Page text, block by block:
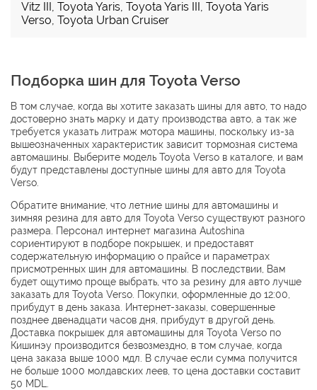
Vitz III, Toyota Yaris, Toyota Yaris III, Toyota Yaris
Verso, Toyota Urban Cruiser
Подборка шин для Toyota Verso
В том случае, когда вы хотите заказать шины для авто, то надо
достоверно знать марку и дату производства авто, а так же
требуется указать литраж мотора машины, поскольку из-за
вышеозначенных характеристик зависит тормозная сиcтема
автомашины. Выберите модель Toyota Verso в каталоге, и вам
будут представлены доступные шины для авто для Toyota
Verso.
Обратите внимание, что летние шины для автомашины и
зимняя резина для авто для Toyota Verso существуют разного
размера. Персонал интернет магазина Autoshina
сориентируют в подборе покрышек, и предоставят
содержательную информацию о прайсе и параметрах
присмотренных шин для автомашины. В последствии, Вам
будет ощутимо проще выбрать, что за резину для авто лучше
заказать для Toyota Verso. Покупки, оформленные до 12:00,
прибудут в день заказа. Интернет-заказы, совершенные
позднее двенадцати часов дня, прибудут в другой день.
Доставка покрышек для автомашины для Toyota Verso по
Кишинэу производится безвозмездно, в том случае, когда
цена заказа выше 1000 мдл. В случае если сумма получится
не больше 1000 молдавских леев, то цена доставки составит
50 MDL.